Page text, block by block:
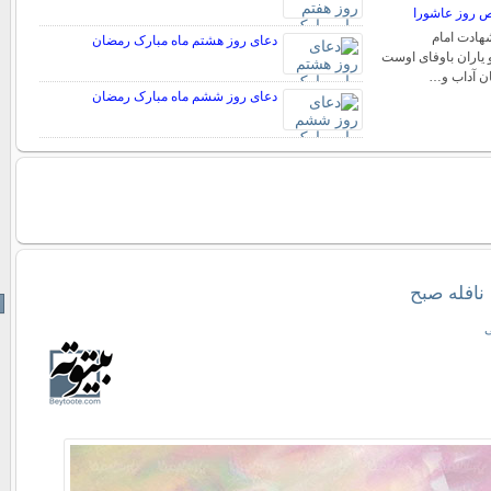
روز عاشورا
امام
یاران باوفاى اوست
آداب و…
دعای روز هشتم ماه مبارک رمضان
دعای روز ششم ماه مبارک رمضان
صبح